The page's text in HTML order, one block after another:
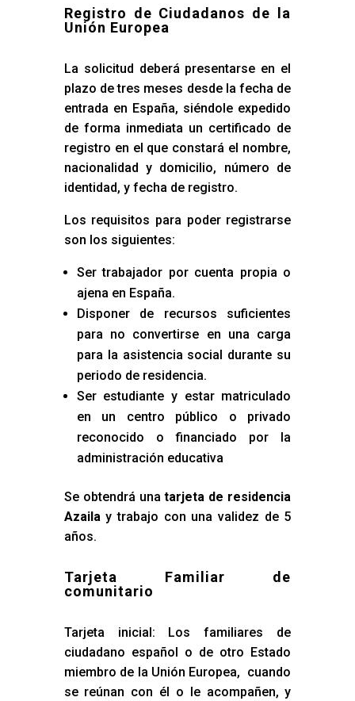
Registro de Ciudadanos de la
Unión Europea
La solicitud deberá presentarse en el
plazo de tres meses desde la fecha de
entrada en España, siéndole expedido
de forma inmediata un certificado de
registro en el que constará el nombre,
nacionalidad y domicilio, número de
identidad, y fecha de registro.
Los requisitos para poder registrarse
son los siguientes:
Ser trabajador por cuenta propia o
ajena en España.
Disponer de recursos suficientes
para no convertirse en una carga
para la asistencia social durante su
periodo de residencia.
Ser estudiante y estar matriculado
en un centro público o privado
reconocido o financiado por la
administración educativa
Se obtendrá unatarjeta de residencia
Azaila y trabajo con una validez de 5
años.
Tarjeta Familiar de
comunitario
Tarjeta inicial: Los familiares de
ciudadano español o de otro Estado
miembro de la Unión Europea, cuando
se reúnan con él o le acompañen, y